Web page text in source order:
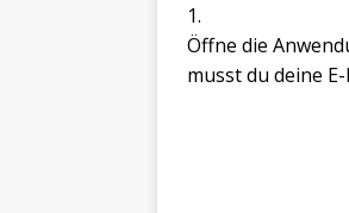
1.
Öffne die
musst du deine